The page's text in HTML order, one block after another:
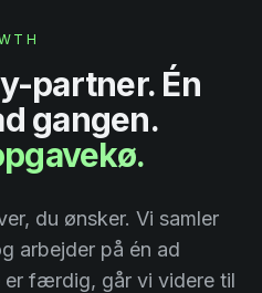
partner. Én
gangen.
du ønsker. Vi samler
arbejder på én ad
er færdig, går vi videre til